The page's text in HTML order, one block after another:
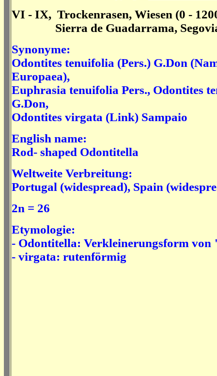
VI - IX, Trockenrasen, Wiesen (0 -
Sierra de Guadarrama, Segovia
Synonyme:
Odontites tenuifolia (Pers.) G.Don
Europaea),
Euphrasia tenuifolia Pers., Odontites
G.Don,
Odontites virgata (Link) Sampaio
English name:
Rod- shaped Odontitella
Weltweite Verbreitung:
Portugal (widespread), Spain
2n = 26
Etymologie:
- Odontitella: Verkleinerungsform
- virgata: rutenförmig